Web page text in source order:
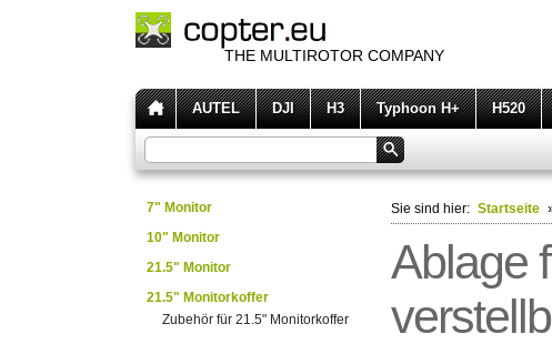
THE MULTIROTOR COMPANY
AUTEL DJI H3 Typhoon H+ H520
7" Monitor
10" Monitor
21.5" Monitor
21.5" Monitorkoffer
Zubehör für 21.5" Monitorkoffer
Sie sind hier: Startseite
Ablage